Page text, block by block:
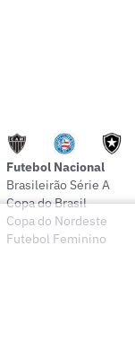
Futebol Nacional
Brasileirão Série A
Copa do Brasil
Copa do Nordeste
Futebol Feminino